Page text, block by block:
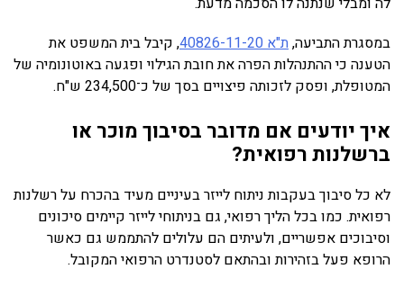
במסגרת התביעה,ת"א 40826-11-20
, קיבל בית המשפט את
הטענה כי ההתנהלות הפרה את חובת הגילוי ופגעה באוטונומיה של
המטופלת, ופסק לזכותה פיצויים בסך של כ־234,500 ש"ח.
איך יודעים אם מדובר בסיבוך מוכר או
ברשלנות רפואית?
לא כל סיבוך בעקבות ניתוח לייזר בעיניים מעיד בהכרח על רשלנות
רפואית. כמו בכל הליך רפואי, גם בניתוחי לייזר קיימים סיכונים
וסיבוכים אפשריים, ולעיתים הם עלולים להתממש גם כאשר
הרופא פעל בזהירות ובהתאם לסטנדרט הרפואי המקובל.